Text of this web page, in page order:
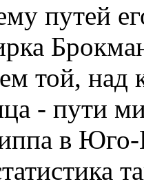
путей
той,
- пути
в